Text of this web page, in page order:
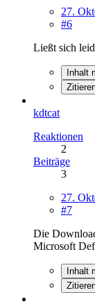
27.
#6
Ließt sich
Inhalt
kdtcat
Reaktionen
2
Beiträge
3
27.
#7
Die
Microsoft
Inhalt